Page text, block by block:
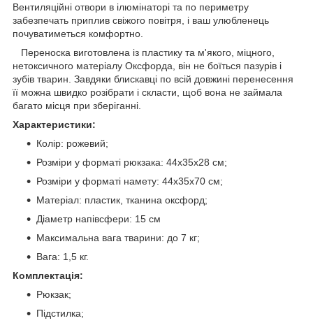
Вентиляційні отвори в ілюмінаторі та по периметру
забезпечать приплив свіжого повітря, і ваш улюбленець
почуватиметься комфортно.
Переноска виготовлена із пластику та м'якого, міцного,
нетоксичного матеріалу Оксфорда, він не боїться пазурів і
зубів тварин. Завдяки блискавці по всій довжині перенесення
її можна швидко розібрати і скласти, щоб вона не займала
багато місця при зберіганні.
Характеристики:
Колір: рожевий;
Розміри у форматі рюкзака: 44x35x28 см;
Розміри у форматі намету: 44х35х70 см;
Матеріал: пластик, тканина оксфорд;
Діаметр напівсфери: 15 см
Максимальна вага тварини: до 7 кг;
Вага: 1,5 кг.
Комплектація:
Рюкзак;
Підстилка;